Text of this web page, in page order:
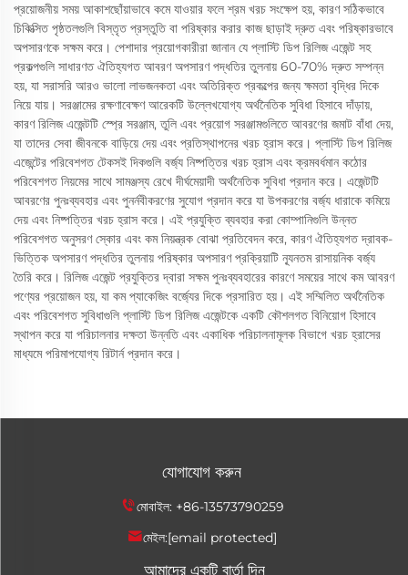
প্রয়োজনীয় সময় আকাশছোঁয়াভাবে কমে যাওয়ার ফলে শ্রম খরচ সংক্ষেপ হয়, কারণ সঠিকভাবে
চিকিত্সিত পৃষ্ঠতলগুলি বিস্তৃত প্রস্তুতি বা পরিষ্কার করার কাজ ছাড়াই দ্রুত এবং পরিষ্কারভাবে
অপসারণকে সক্ষম করে। পেশাদার প্রয়োগকারীরা জানান যে প্লাস্টি ডিপ রিলিজ এজেন্ট সহ
প্রকল্পগুলি সাধারণত ঐতিহ্যগত আবরণ অপসারণ পদ্ধতির তুলনায় 60-70% দ্রুত সম্পন্ন
হয়, যা সরাসরি আরও ভালো লাভজনকতা এবং অতিরিক্ত প্রকল্পের জন্য ক্ষমতা বৃদ্ধির দিকে
নিয়ে যায়। সরঞ্জামের রক্ষণাবেক্ষণ আরেকটি উল্লেখযোগ্য অর্থনৈতিক সুবিধা হিসাবে দাঁড়ায়,
কারণ রিলিজ এজেন্টটি স্প্রে সরঞ্জাম, তুলি এবং প্রয়োগ সরঞ্জামগুলিতে আবরণের জমাট বাঁধা দেয়,
যা তাদের সেবা জীবনকে বাড়িয়ে দেয় এবং প্রতিস্থাপনের খরচ হ্রাস করে। প্লাস্টি ডিপ রিলিজ
এজেন্টের পরিবেশগত টেকসই দিকগুলি বর্জ্য নিষ্পত্তির খরচ হ্রাস এবং ক্রমবর্ধমান কঠোর
পরিবেশগত নিয়মের সাথে সামঞ্জস্য রেখে দীর্ঘমেয়াদী অর্থনৈতিক সুবিধা প্রদান করে। এজেন্টটি
আবরণের পুনঃব্যবহার এবং পুনর্নবীকরণের সুযোগ প্রদান করে যা উপকরণের বর্জ্য ধারাকে কমিয়ে
দেয় এবং নিষ্পত্তির খরচ হ্রাস করে। এই প্রযুক্তি ব্যবহার করা কোম্পানিগুলি উন্নত
পরিবেশগত অনুসরণ স্কোর এবং কম নিয়ন্ত্রক বোঝা প্রতিবেদন করে, কারণ ঐতিহ্যগত দ্রাবক-
ভিত্তিক অপসারণ পদ্ধতির তুলনায় পরিষ্কার অপসারণ প্রক্রিয়াটি ন্যূনতম রাসায়নিক বর্জ্য
তৈরি করে। রিলিজ এজেন্ট প্রযুক্তির দ্বারা সক্ষম পুনঃব্যবহারের কারণে সময়ের সাথে কম আবরণ
পণ্যের প্রয়োজন হয়, যা কম প্যাকেজিং বর্জ্যের দিকে প্রসারিত হয়। এই সম্মিলিত অর্থনৈতিক
এবং পরিবেশগত সুবিধাগুলি প্লাস্টি ডিপ রিলিজ এজেন্টকে একটি কৌশলগত বিনিয়োগ হিসাবে
স্থাপন করে যা পরিচালনার দক্ষতা উন্নতি এবং একাধিক পরিচালনামূলক বিভাগে খরচ হ্রাসের
মাধ্যমে পরিমাপযোগ্য রিটার্ন প্রদান করে।
যোগাযোগ করুন
মোবাইল: +86-13573790259
মেইল:[email protected]
আমাদের একটি বার্তা দিন